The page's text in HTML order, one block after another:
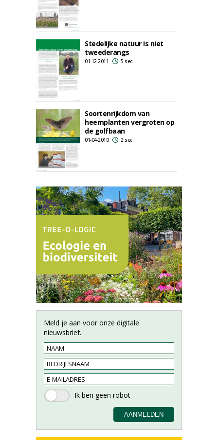
Stedelijke natuur is niet
tweederangs
01-12-2011 5 sec
Soortenrijkdom van
heemplanten vergroten op
de golfbaan
01-04-2010 2 sec
Meld je aan voor onze digitale
nieuwsbrief.